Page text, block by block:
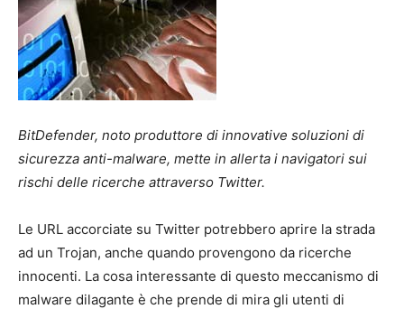
BitDefender, noto produttore di innovative soluzioni di
sicurezza anti-malware, mette in allerta i navigatori sui
rischi delle ricerche attraverso Twitter.
Le URL accorciate su Twitter potrebbero aprire la strada
ad un Trojan, anche quando provengono da ricerche
innocenti. La cosa interessante di questo meccanismo di
malware dilagante è che prende di mira gli utenti di